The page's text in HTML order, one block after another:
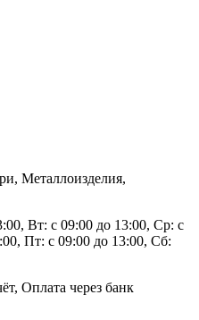
Металлоизделия,
Вт: с 09:00 до 13:00, Ср: с
Пт: с 09:00 до 13:00, Сб:
Оплата через банк